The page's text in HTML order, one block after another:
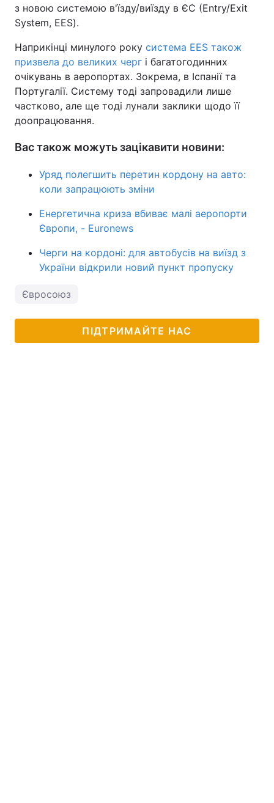
з новою системою в'їзду/виїзду в ЄС (Entry/Exit
System, EES).
Наприкінці минулого року система EES також
призвела до великих черг і багатогодинних
очікувань в аеропортах. Зокрема, в Іспанії та
Португалії. Систему тоді запровадили лише
частково, але ще тоді лунали заклики щодо її
доопрацювання.
Вас також можуть зацікавити новини:
Уряд полегшить перетин кордону на авто:
коли запрацюють зміни
Енергетична криза вбиває малі аеропорти
Європи, - Euronews
Черги на кордоні: для автобусів на виїзд з
України відкрили новий пункт пропуску
Євросоюз
ПІДТРИМАЙТЕ НАС